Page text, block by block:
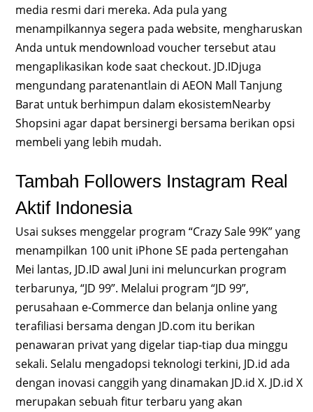
media resmi dari mereka. Ada pula yang
menampilkannya segera pada website, mengharuskan
Anda untuk mendownload voucher tersebut atau
mengaplikasikan kode saat checkout. JD.IDjuga
mengundang paratenantlain di AEON Mall Tanjung
Barat untuk berhimpun dalam ekosistemNearby
Shopsini agar dapat bersinergi bersama berikan opsi
membeli yang lebih mudah.
Tambah Followers Instagram Real
Aktif Indonesia
Usai sukses menggelar program “Crazy Sale 99K” yang
menampilkan 100 unit iPhone SE pada pertengahan
Mei lantas, JD.ID awal Juni ini meluncurkan program
terbarunya, “JD 99”. Melalui program “JD 99”,
perusahaan e-Commerce dan belanja online yang
terafiliasi bersama dengan JD.com itu berikan
penawaran privat yang digelar tiap-tiap dua minggu
sekali. Selalu mengadopsi teknologi terkini, JD.id ada
dengan inovasi canggih yang dinamakan JD.id X. JD.id X
merupakan sebuah fitur terbaru yang akan